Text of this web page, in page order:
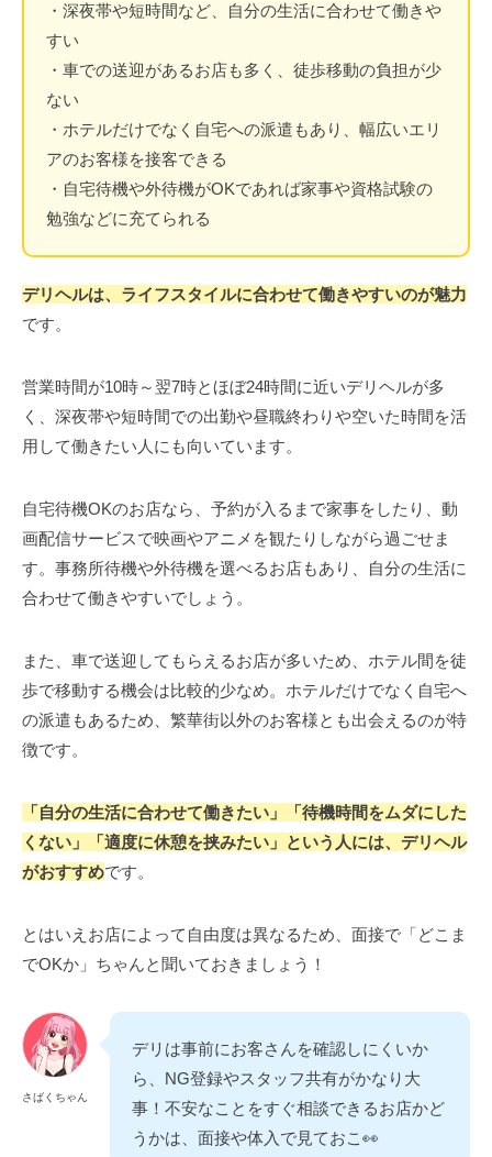
・深夜帯や短時間など、自分の生活に合わせて働きや
すい
・車での送迎があるお店も多く、徒歩移動の負担が少
ない
・ホテルだけでなく自宅への派遣もあり、幅広いエリ
アのお客様を接客できる
・自宅待機や外待機がOKであれば家事や資格試験の
勉強などに充てられる
デリヘルは、ライフスタイルに合わせて働きやすいのが魅力
です。
営業時間が10時～翌7時とほぼ24時間に近いデリヘルが多
く、深夜帯や短時間での出勤や昼職終わりや空いた時間を活
用して働きたい人にも向いています。
自宅待機OKのお店なら、予約が入るまで家事をしたり、動
画配信サービスで映画やアニメを観たりしながら過ごせま
す。事務所待機や外待機を選べるお店もあり、自分の生活に
合わせて働きやすいでしょう。
また、車で送迎してもらえるお店が多いため、ホテル間を徒
歩で移動する機会は比較的少なめ。ホテルだけでなく自宅へ
の派遣もあるため、繁華街以外のお客様とも出会えるのが特
徴です。
「自分の生活に合わせて働きたい」「待機時間をムダにした
くない」「適度に休憩を挟みたい」という人には、デリヘル
がおすすめです。
とはいえお店によって自由度は異なるため、面接で「どこま
でOKか」ちゃんと聞いておきましょう！
さばくちゃん
デリは事前にお客さんを確認しにくいか
ら、NG登録やスタッフ共有がかなり大
事！不安なことをすぐ相談できるお店かど
うかは、面接や体入で見ておこ👀